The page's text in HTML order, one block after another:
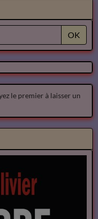
OK
le premier à laisser un